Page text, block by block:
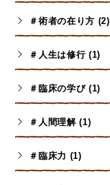
＃術者の在り方 (2)
＃人生は修行 (1)
＃臨床の学び (1)
＃人間理解 (1)
＃臨床力 (1)